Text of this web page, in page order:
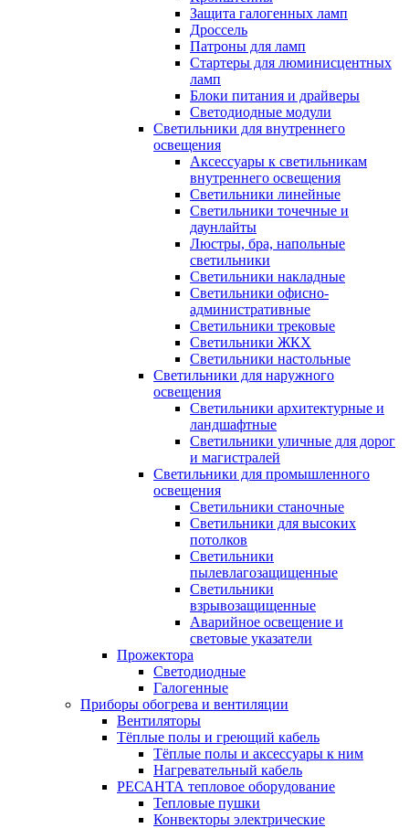
Защита галогенных ламп
Дроссель
Патроны для ламп
Стартеры для люминисцентных
ламп
Блоки питания и драйверы
Светодиодные модули
Светильники для внутреннего
освещения
Аксессуары к светильникам
внутреннего освещения
Светильники линейные
Светильники точечные и
даунлайты
Люстры, бра, напольные
светильники
Светильники накладные
Светильники офисно-
административные
Светильники трековые
Светильники ЖКХ
Светильники настольные
Светильники для наружного
освещения
Светильники архитектурные и
ландшафтные
Светильники уличные для дорог
и магистралей
Светильники для промышленного
освещения
Светильники станочные
Светильники для высоких
потолков
Светильники
пылевлагозащищенные
Светильники
взрывозащищенные
Аварийное освещение и
световые указатели
Прожектора
Светодиодные
Галогенные
Приборы обогрева и вентиляции
Вентиляторы
Тёплые полы и греющий кабель
Тёплые полы и аксессуары к ним
Нагревательный кабель
РЕСАНТА тепловое оборудование
Тепловые пушки
Конвекторы электрические